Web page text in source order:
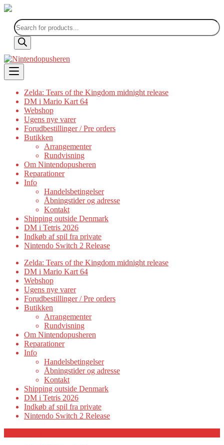
Products
search
Skip
to
content
Zelda: Tears of the Kingdom midnight release
DM i Mario Kart 64
Webshop
Ugens nye varer
Forudbestillinger / Pre orders
Butikken
Arrangementer
Rundvisning
Om Nintendopusheren
Reparationer
Info
Handelsbetingelser
Åbningstider og adresse
Kontakt
Shipping outside Denmark
DM i Tetris 2026
Indkøb af spil fra private
Nintendo Switch 2 Release
Zelda: Tears of the Kingdom midnight release
DM i Mario Kart 64
Webshop
Ugens nye varer
Forudbestillinger / Pre orders
Butikken
Arrangementer
Rundvisning
Om Nintendopusheren
Reparationer
Info
Handelsbetingelser
Åbningstider og adresse
Kontakt
Shipping outside Denmark
DM i Tetris 2026
Indkøb af spil fra private
Nintendo Switch 2 Release